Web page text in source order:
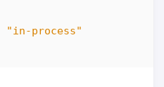
"in-process"